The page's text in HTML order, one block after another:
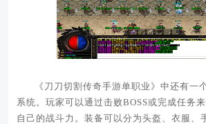
《刀刀切割传奇手游单职业》中还有一
系统。玩家可以通过击败BOSS或完成任务
自己的战斗力。装备可以分为头盔、衣服、